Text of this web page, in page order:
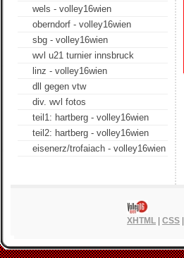
wels - volley16wien
oberndorf - volley16wien
sbg - volley16wien
wvl u21 turnier innsbruck
linz - volley16wien
dll gegen vtw
div. wvl fotos
teil1: hartberg - volley16wien
teil2: hartberg - volley16wien
eisenerz/trofaiach - volley16wien
XHTML
CSS